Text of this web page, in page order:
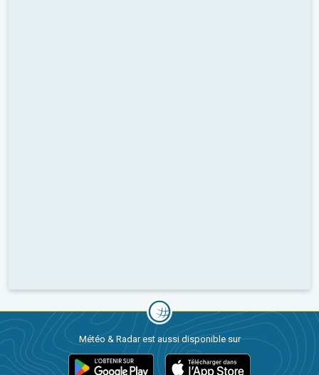
Météo & Radar est aussi disponible sur